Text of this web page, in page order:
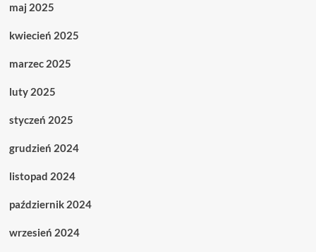
maj 2025
kwiecień 2025
marzec 2025
luty 2025
styczeń 2025
grudzień 2024
listopad 2024
październik 2024
wrzesień 2024